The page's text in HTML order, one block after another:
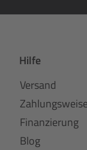
Hilfe
Versand
Finanzierung
Blog